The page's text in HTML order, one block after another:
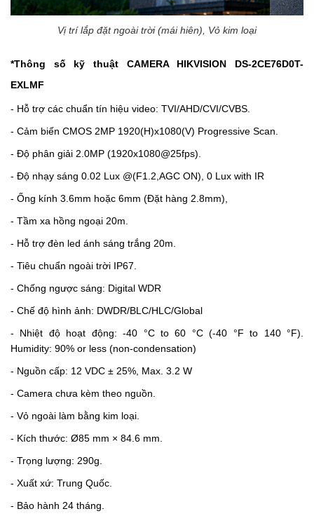
Vị trí lắp đặt ngoài trời (mái hiên), Vỏ kim loại
*Thông số kỹ thuật CAMERA HIKVISION DS-2CE76D0T-
EXLMF
- Hỗ trợ các chuẩn tín hiệu video: TVI/AHD/CVI/CVBS.
- Cảm biến CMOS 2MP 1920(H)x1080(V) Progressive Scan.
- Độ phân giải 2.0MP (1920x1080@25fps).
- Độ nhạy sáng 0.02 Lux @(F1.2,AGC ON), 0 Lux with IR
- Ống kính 3.6mm hoặc 6mm (Đặt hàng 2.8mm),
- Tầm xa hồng ngoại 20m.
- Hỗ trợ đèn led ánh sáng trắng 20m.
- Tiêu chuẩn ngoài trời IP67.
- Chống ngược sáng: Digital WDR
- Chế độ hình ảnh: DWDR/BLC/HLC/Global
- Nhiệt độ hoạt động: -40 °C to 60 °C (-40 °F to 140 °F).
Humidity: 90% or less (non-condensation)
- Nguồn cấp: 12 VDC ± 25%, Max. 3.2 W
- Camera chưa kèm theo nguồn.
- Vỏ ngoài làm bằng kim loại.
- Kích thước: Ø85 mm × 84.6 mm.
- Trọng lượng: 290g.
- Xuất xứ: Trung Quốc.
- Bảo hành 24 tháng.